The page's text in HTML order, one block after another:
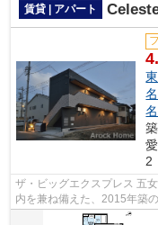
賃貸 | アパート
2
ザ・ビッグエクスプレス 五女子店まで徒歩5分です。充実の設備と綺麗な室
内を兼ね備えた、2015年築
高い物件です。特徴的な外観